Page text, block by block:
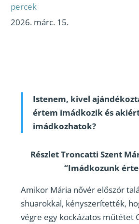
percek
2026. márc. 15.
Istenem, kivel
értem imádkozik és
imádkozhatok?
Részlet Troncatti Szent
“Imádkozunk
Amikor Mária nővér először
shuarokkal, kényszerítették,
végre egy kockázatos műtétet